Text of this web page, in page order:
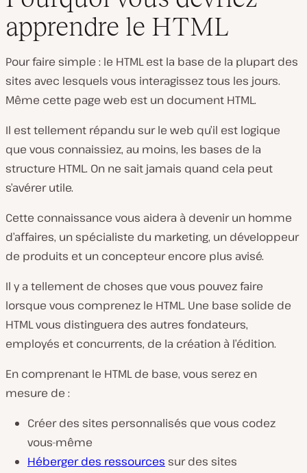
apprendre le HTML
Pour faire simple : le HTML est la base de la plupart des
sites avec lesquels vous interagissez tous les jours.
Même cette page web est un document HTML.
Il est tellement répandu sur le web qu’il est logique
que vous connaissiez, au moins, les bases de la
structure HTML. On ne sait jamais quand cela peut
s’avérer utile.
Cette connaissance vous aidera à devenir un homme
d’affaires, un spécialiste du marketing, un développeur
de produits et un concepteur encore plus avisé.
Il y a tellement de choses que vous pouvez faire
lorsque vous comprenez le HTML. Une base solide de
HTML vous distinguera des autres fondateurs,
employés et concurrents, de la création à l’édition.
En comprenant le HTML de base, vous serez en
mesure de :
Créer des sites personnalisés que vous codez
vous-même
Héberger des ressources sur des sites